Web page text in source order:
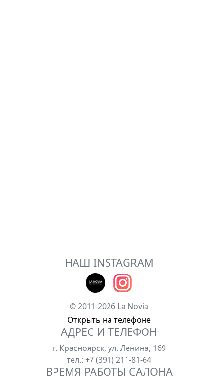
НАШ INSTAGRAM
© 2011-2026 La Novia
Открыть на телефоне
АДРЕС И ТЕЛЕФОН
г. Красноярск, ул. Ленина, 169
тел.: +7 (391) 211-81-64
ВРЕМЯ РАБОТЫ САЛОНА